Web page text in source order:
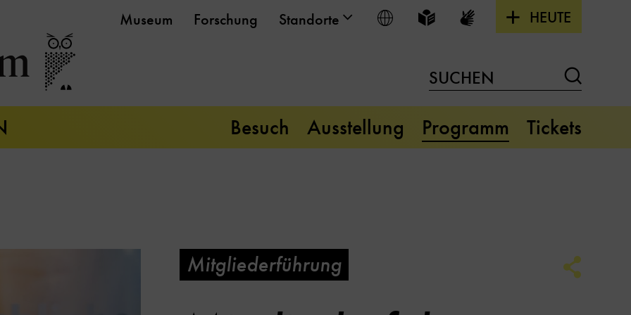
Museum Forschung Standorte Sprache wählen
Leichte Sprache
Gebärdensprache
HEUTE
SUCHEN
Besuch Ausstellung Programm Tickets
Mitgliederführung